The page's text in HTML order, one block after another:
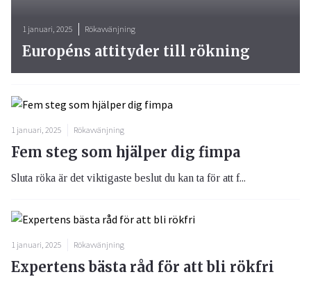
1 januari, 2025 Rökavvänjning
Fem steg som hjälper dig fimpa
Sluta röka är det viktigaste beslut du kan ta för att f...
1 januari, 2025 Rökavvänjning
Expertens bästa råd för att bli rökfri
1 januari, 2025 Rökavvänjning
Européns attityder till rökning